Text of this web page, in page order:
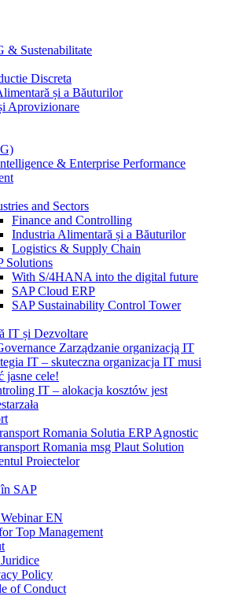
& Sustenabilitate
Discreta
și a Băuturilor
Aprovizionare
& Enterprise Performance
and Sectors
Finance and Controlling
Industria Alimentară și a Băuturilor
Logistics & Supply Chain
Solutions
With S/4HANA into the digital future
SAP Cloud ERP
SAP Sustainability Control Tower
IT și Dezvoltare
Zarządzanie organizacją IT
IT – skuteczna organizacja IT musi
jasne cele!
IT – alokacja kosztów jest
Romania Solutia ERP Agnostic
Romania msg Plaut Solution
Proiectelor
SAP
EN
Top Management
Policy
of Conduct